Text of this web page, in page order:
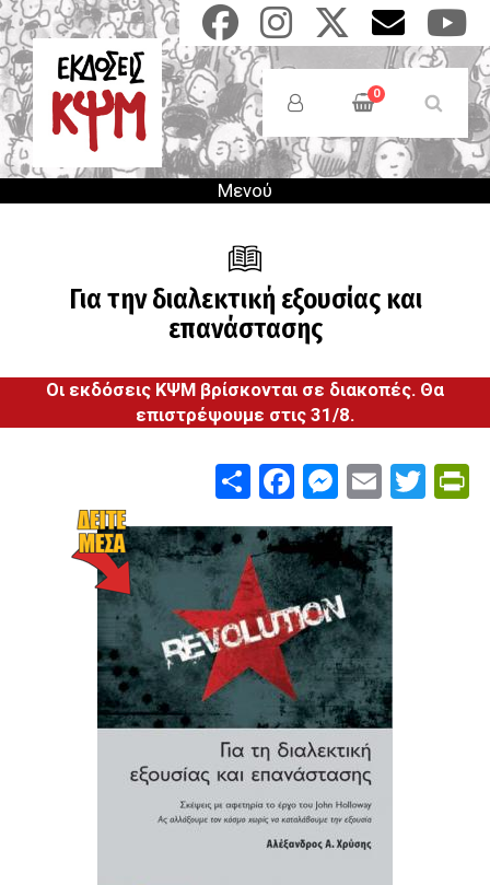
Παράκαμψη
προς
το
κυρίως
περιεχόμενο
Anonymous
Users
Menu
0
Μενού
Για την διαλεκτική εξουσίας και
επανάστασης
Οι εκδόσεις ΚΨΜ βρίσκονται σε διακοπές. Θα
επιστρέψουμε στις 31/8.
ShareFacebook
Email